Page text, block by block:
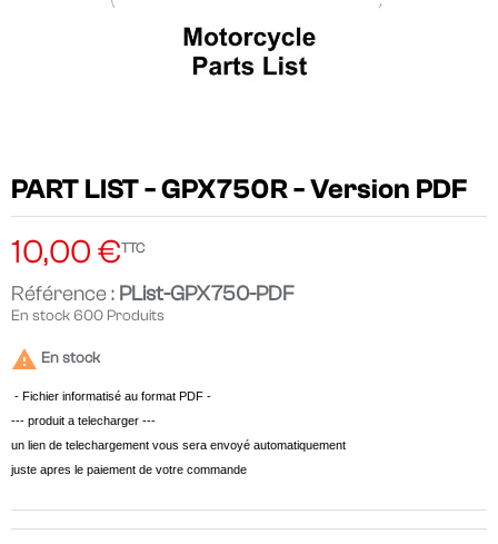
PART LIST - GPX750R - Version PDF
10,00 €TTC
Référence : PList-GPX750-PDF
En stock600 Produits
 En stock
- Fichier informatisé au format PDF -
--- produit a telecharger ---
un lien de telechargement vous sera envoyé automatiquement
juste apres le paiement de votre commande